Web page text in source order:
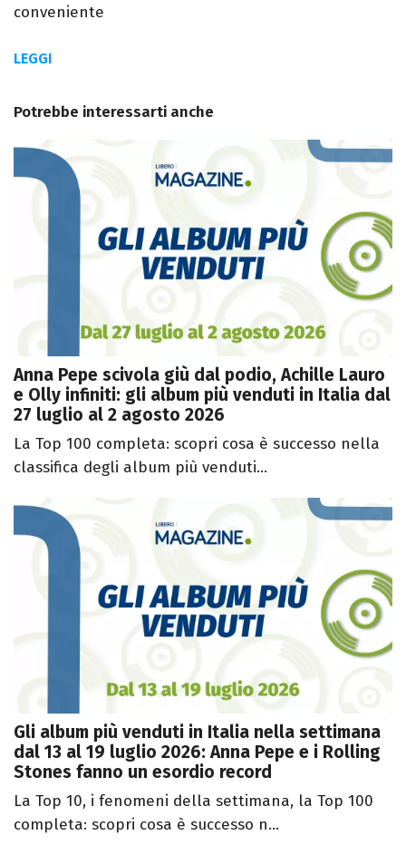
conveniente
LEGGI
Potrebbe interessarti anche
Anna Pepe scivola giù dal podio, Achille Lauro
e Olly infiniti: gli album più venduti in Italia dal
27 luglio al 2 agosto 2026
La Top 100 completa: scopri cosa è successo nella
classifica degli album più venduti...
Gli album più venduti in Italia nella settimana
dal 13 al 19 luglio 2026: Anna Pepe e i Rolling
Stones fanno un esordio record
La Top 10, i fenomeni della settimana, la Top 100
completa: scopri cosa è successo n...